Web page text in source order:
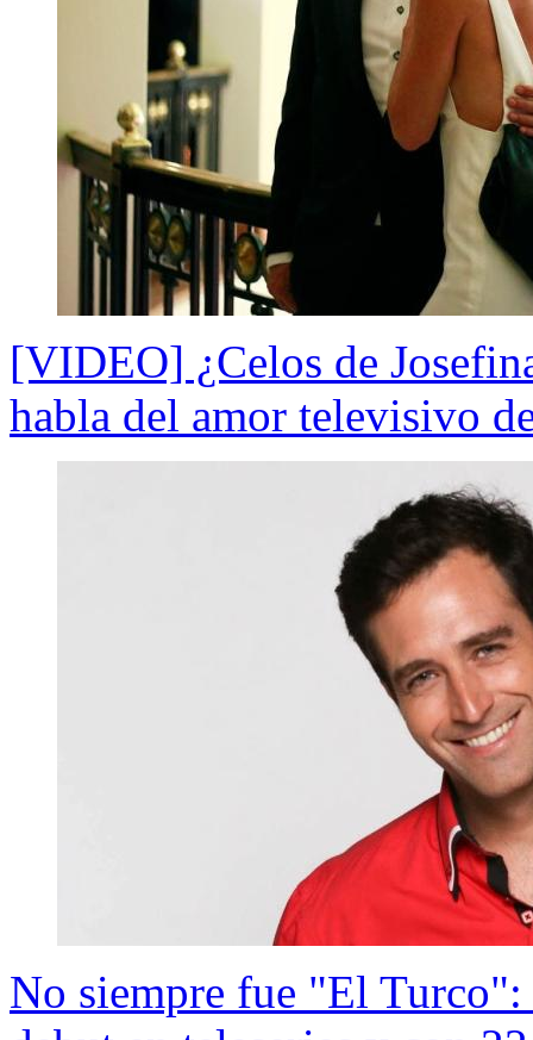
[VIDEO] ¿Celos de
habla del amor televisivo
No siempre fue "El